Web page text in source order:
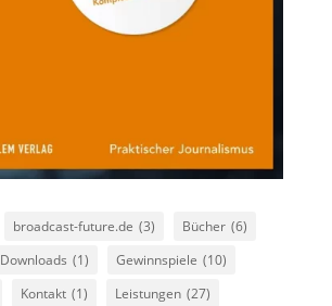
broadcast-future.de (3) Bücher (6)
Downloads (1) Gewinnspiele (10)
Kontakt (1) Leistungen (27)